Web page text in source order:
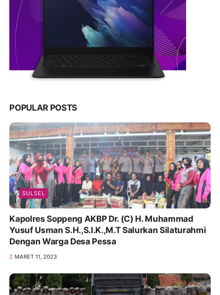
POPULAR POSTS
SULSEL
Kapolres Soppeng AKBP Dr. (C) H. Muhammad
Yusuf Usman S.H.,S.I.K.,M.T Salurkan Silaturahmi
Dengan Warga Desa Pessa
MARET 11, 2023